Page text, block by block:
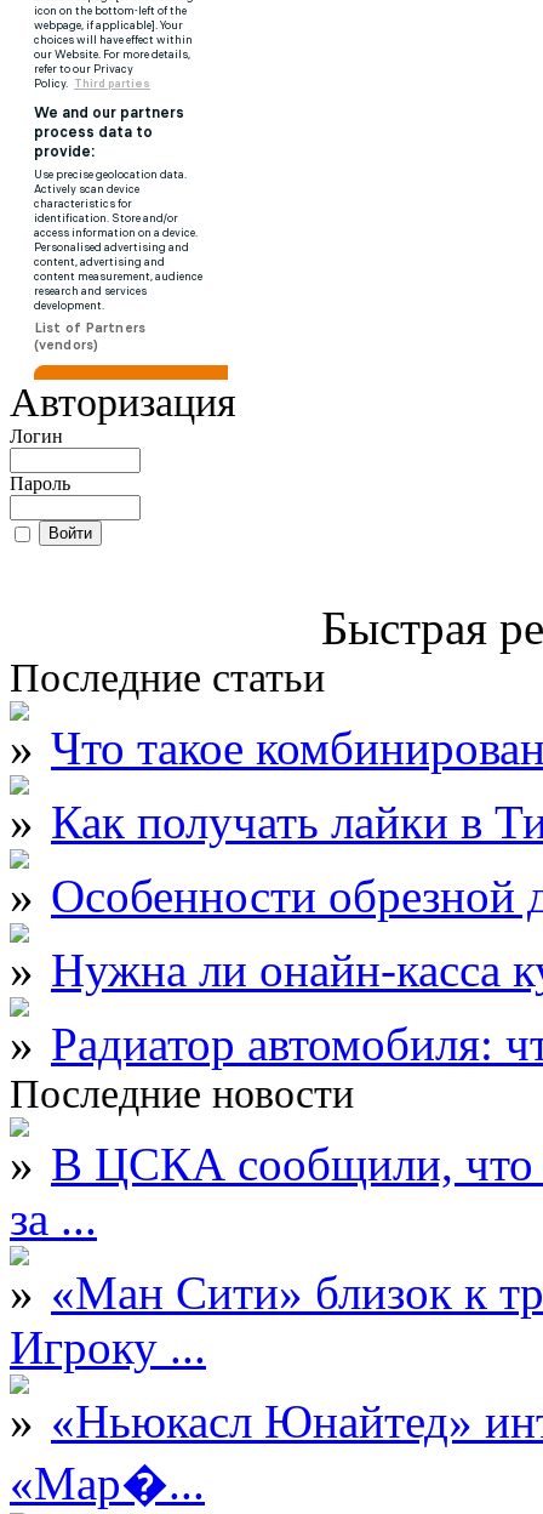
Авторизация
Логин
Пароль
Быстрая
Последние статьи
Что такое
Как получать лайки в
Особенности обрезной
Нужна ли онайн-касса
Радиатор автомобиля:
Последние новости
В ЦСКА сообщили, что
за ...
«Ман Сити» близок к
Игроку ...
«Ньюкасл Юнайтед»
«Мар�...